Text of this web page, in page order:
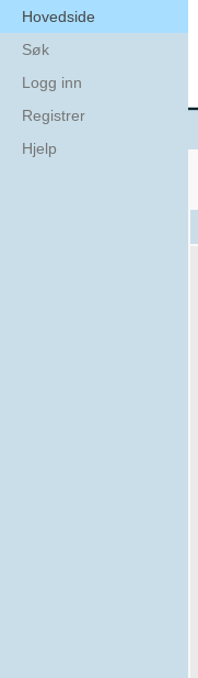
Hovedside
Søk
Logg inn
Registrer
Hjelp